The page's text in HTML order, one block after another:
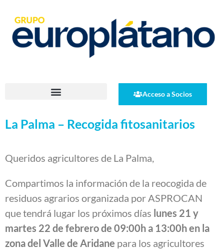
Acceso a Socios
La Palma – Recogida fitosanitarios
Queridos agricultores de La Palma,
Compartimos la información de la reocogida de
residuos agrarios organizada por ASPROCAN
que tendrá lugar los próximos días lunes 21 y
martes 22 de febrero de 09:00h a 13:00h en la
zona del Valle de Aridane para los agricultores